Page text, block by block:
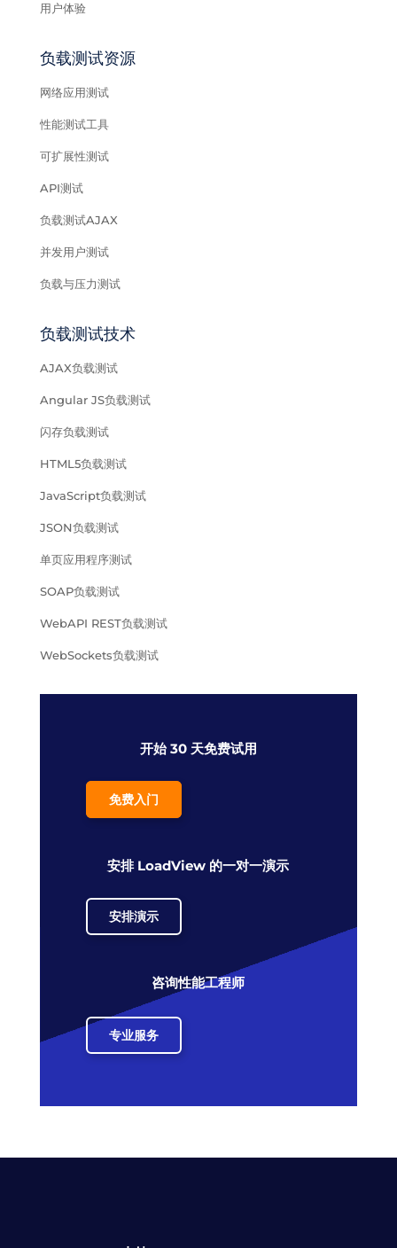
用户体验
负载测试资源
网络应用测试
性能测试工具
可扩展性测试
API测试
负载测试AJAX
并发用户测试
负载与压力测试
负载测试技术
AJAX负载测试
Angular JS负载测试
闪存负载测试
HTML5负载测试
JavaScript负载测试
JSON负载测试
单页应用程序测试
SOAP负载测试
WebAPI REST负载测试
WebSockets负载测试
开始 30 天免费试用
免费入门
安排 LoadView 的一对一演示
安排演示
咨询性能工程师
专业服务